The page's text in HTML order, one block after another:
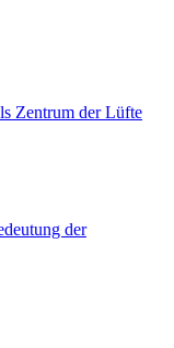
Zentrum der Lüfte
der